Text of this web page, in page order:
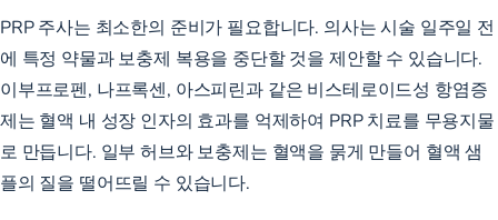
PRP 주사는 최소한의 준비가 필요합니다. 의사는 시술 일주일 전
에 특정 약물과 보충제 복용을 중단할 것을 제안할 수 있습니다.
이부프로펜, 나프록센, 아스피린과 같은 비스테로이드성 항염증
제는 혈액 내 성장 인자의 효과를 억제하여 PRP 치료를 무용지물
로 만듭니다. 일부 허브와 보충제는 혈액을 묽게 만들어 혈액 샘
플의 질을 떨어뜨릴 수 있습니다.